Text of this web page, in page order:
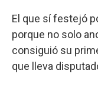
El que sí festejó
porque no solo
consiguió su
que lleva